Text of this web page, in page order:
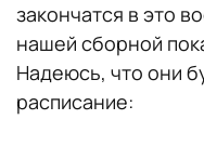
закончатся в это
нашей сборной
Надеюсь, что они
расписание: